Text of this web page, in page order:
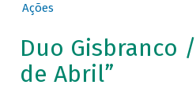
Ações
Duo Gisbranco
de Abril”